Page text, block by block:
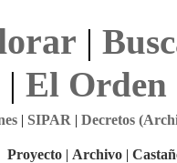
|
| El Orden
| SIPAR | Decretos
Proyecto | Archivo |